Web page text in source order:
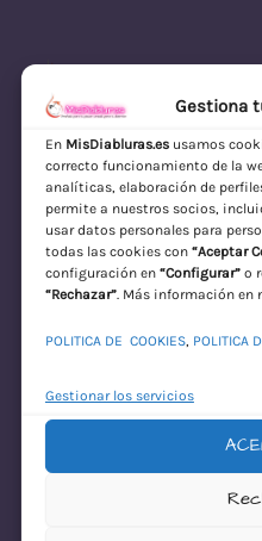
Gestiona
En MisDiabluras.esusamos
correcto funcionamiento de la
analíticas, elaboración de
permite a nuestros socios,
usar datos personales para
todas las cookies con “Aceptar
configuración en “Configurar”o
“Rechazar”. Más información en
POLITICA DE COOKIES, POLITICA
Gestionar los servicios
MisDiabluras |
Discreto en España
Acceder